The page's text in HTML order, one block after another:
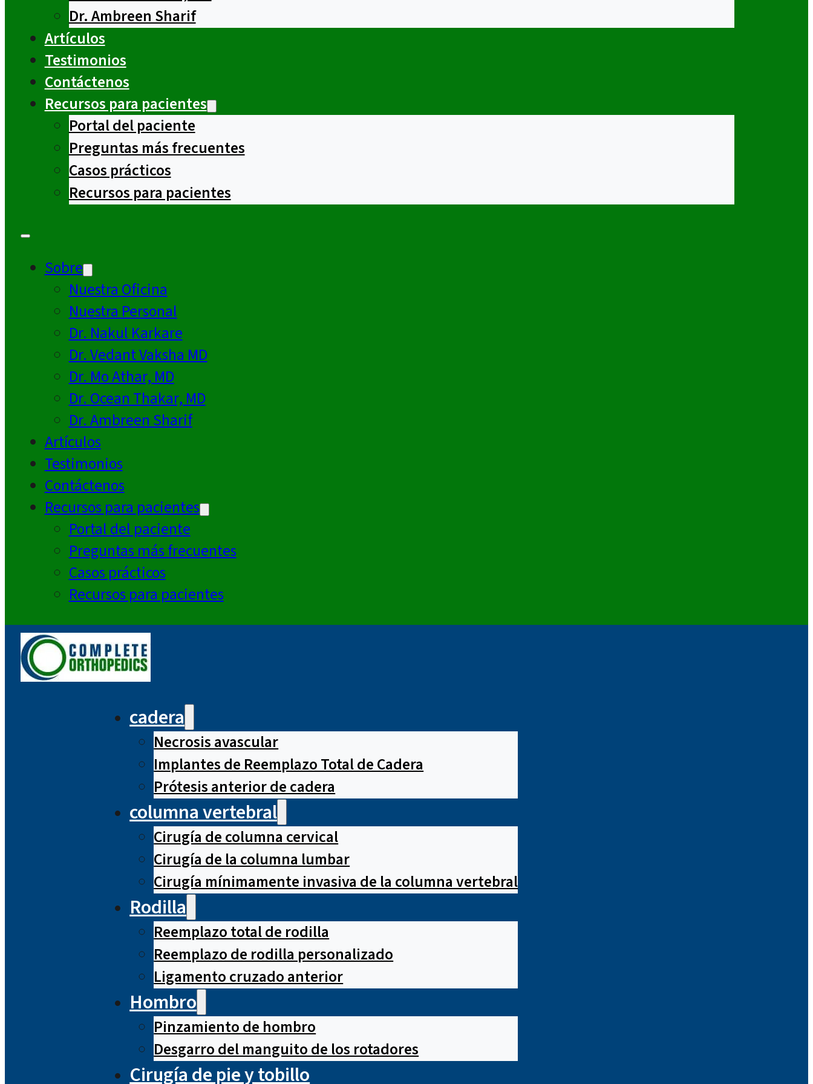
Dr. Ambreen Sharif
Artículos
Testimonios
Contáctenos
Recursos para pacientes
Portal del paciente
Preguntas más frecuentes
Casos prácticos
Recursos para pacientes
Sobre
Nuestra Oficina
Nuestra Personal
Dr. Nakul Karkare
Dr. Vedant Vaksha MD
Dr. Mo Athar, MD
Dr. Ocean Thakar, MD
Dr. Ambreen Sharif
Artículos
Testimonios
Contáctenos
Recursos para pacientes
Portal del paciente
Preguntas más frecuentes
Casos prácticos
Recursos para pacientes
cadera
Necrosis avascular
Implantes de Reemplazo Total de Cadera
Prótesis anterior de cadera
columna vertebral
Cirugía de columna cervical
Cirugía de la columna lumbar
Cirugía mínimamente invasiva de la columna vertebral
Rodilla
Reemplazo total de rodilla
Reemplazo de rodilla personalizado
Ligamento cruzado anterior
Hombro
Pinzamiento de hombro
Desgarro del manguito de los rotadores
Cirugía de pie y tobillo